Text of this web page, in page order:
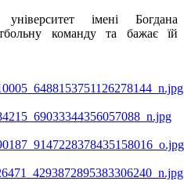
імені Богдана
команду та бажає їй